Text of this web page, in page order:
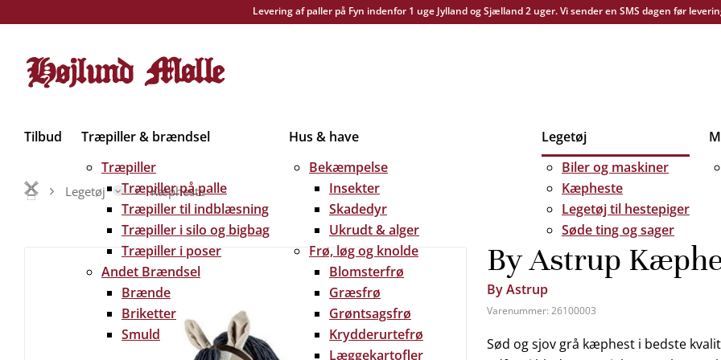
Levering af paller på Fyn indenfor 1 uge Jylland og Sjælland 2 uger. Vi sender en SMS dagen før
Tilbud
Træpiller & brændsel
Træpiller
Træpiller på palle
Træpiller til indblæsning
Træpiller i silo og bigbag
Træpiller i poser
Andet Brændsel
Brænde
Briketter
Smuld
Hus & have
Bekæmpelse
Insekter
Skadedyr
Ukrudt & alger
Frø, løg og knolde
Blomsterfrø
Græsfrø
Grøntsagsfrø
Krydderurtefrø
Læggekartofler
Legetøj
Biler og maskiner
Kæpheste
Legetøj til hestepiger
Søde ting og sager
Legetøj Kæpheste
By Astrup
By Astrup
Varenummer: 26100003
Sød og sjov grå kæphest i bedste